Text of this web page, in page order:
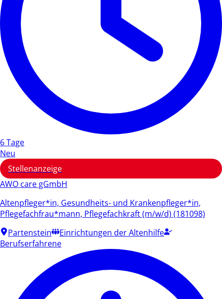
6 Tage
Neu
Stellenanzeige
AWO care gGmbH
Altenpfleger*in, Gesundheits- und Krankenpfleger*in,
Pflegefachfrau*mann, Pflegefachkraft (m/w/d) (181098)
Partenstein
Einrichtungen der Altenhilfe
Berufserfahrene